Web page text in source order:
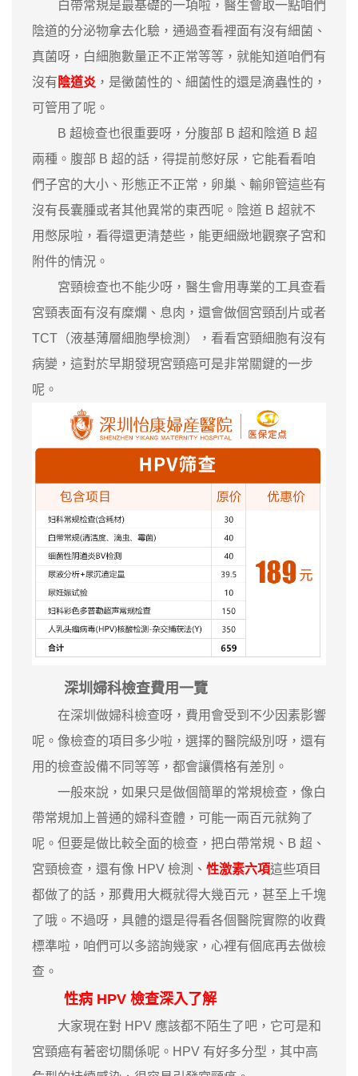
白帶常規是最基礎的一項啦，醫生會取一點咱們
陰道的分泌物拿去化驗，通過查看裡面有沒有細菌、
真菌呀，白細胞數量正不正常等等，就能知道咱們有
沒有 陰道炎 ，是黴菌性的、細菌性的還是滴蟲性的，
可管用了呢。
B 超檢查也很重要呀，分腹部 B 超和陰道 B 超
兩種。腹部 B 超的話，得提前憋好尿，它能看看咱
們子宮的大小、形態正不正常，卵巢、輸卵管這些有
沒有長囊腫或者其他異常的東西呢。陰道 B 超就不
用憋尿啦，看得還更清楚些，能更細緻地觀察子宮和
附件的情況。
宮頸檢查也不能少呀，醫生會用專業的工具查看
宮頸表面有沒有糜爛、息肉，還會做個宮頸刮片或者
TCT（液基薄層細胞學檢測），看看宮頸細胞有沒有
病變，這對於早期發現宮頸癌可是非常關鍵的一步
呢。
深圳婦科檢查費用一覽
在深圳做婦科檢查呀，費用會受到不少因素影響
呢。像檢查的項目多少啦，選擇的醫院級別呀，還有
用的檢查設備不同等等，都會讓價格有差別。
一般來說，如果只是做個簡單的常規檢查，像白
帶常規加上普通的婦科查體，可能一兩百元就夠了
呢。但要是做比較全面的檢查，把白帶常規、B 超、
宮頸檢查，還有像 HPV 檢測、 性激素六項這些項目
都做了的話，那費用大概就得大幾百元，甚至上千塊
了哦。不過呀，具體的還是得看各個醫院實際的收費
標準啦，咱們可以多諮詢幾家，心裡有個底再去做檢
查。
性病 HPV 檢查深入了解
大家現在對 HPV 應該都不陌生了吧，它可是和
宮頸癌有著密切關係呢。HPV 有好多分型，其中高